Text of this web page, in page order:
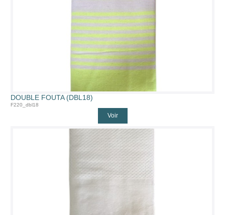
DOUBLE FOUTA (DBL18)
F220_dbl18
Voir